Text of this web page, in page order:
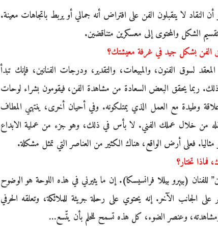
النقاد لا يتقبلون الفن على افتراض أنه جمالي أو يربط باتجاهات معينة.
الشكل والمحتوى إلى معسكرين متناقضين.
الفن بشكل جيد في غرفة معيشتك؟
لسوق الفنون، والمبيعات، والتقدير، ودرجات الفنانين، فإنك تبدأ
ربما يحقق البعض السعادة من مشاهدة الفن، فيقومون بشراء لوحات
وطيدة مع العمل الذي يمتلكونه. وفي أحيان أخرى، ينتهي المطاف
من خلال عملك الفني. لا بأس في ذلك، وهو جزء من عملية الابداع
فعلى أرض الواقع، هناك الكثير من العناصر التي تمثل مشكلة.
تختار؟
(بييرو بيللا فرانسيسكا). إن ما يثيرني في هذه اللوحة هو الوضوح
الجانب الآخر. إنه يحتوي على رحلة جريئة للملائكة، وتعلقه الحرفي
ومشاهدته، وعنصر الضوء، كل هذه تسمح للحلم بأن يتّسع…